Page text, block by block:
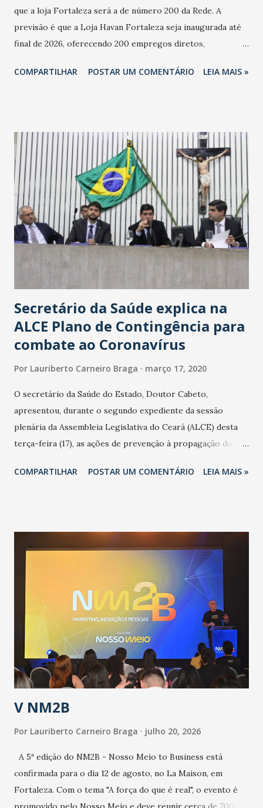
que a loja Fortaleza será a de número 200 da Rede. A
previsão é que a Loja Havan Fortaleza seja inaugurada até
final de 2026, oferecendo 200 empregos diretos,
Havan Fortaleza ainda não foi anunciada oficialmente, mas
COMPARTILHAR POSTAR UM COMENTÁRIO LEIA MAIS »
Secretário da Saúde explica na
ALCE Plano de Contingência para
combate ao Coronavírus
Por Lauriberto Carneiro Braga março 17, 2020
O secretário da Saúde do Estado, Doutor Cabeto,
apresentou, durante o segundo expediente da sessão
plenária da Assembleia Legislativa do Ceará (ALCE) desta
terça-feira (17), as ações de prevenção à propagação do
adotadas pelo Governo do Estado na contenção da
população suspeita e de cuidados com os ambientes
públicos e domiciliares. “Nós não estamos vivendo uma
epidemia comum, como temos em todos os anos, com
aumento de casos de dengue, influenza ou H1N1. Trata-se
de uma epidemia com um vírus diferente, com um poder de
contaminação maior que outros coronavírus”, apontou o
secretário. Segundo ele, é uma epidemia com chance de
contaminação alta, podendo gerar um grande risco à
população e ao sistema de saúde. “Precisamos saber fazer a
estratificação do risco da doença, para não so...
COMPARTILHAR POSTAR UM COMENTÁRIO LEIA MAIS »
V NM2B
Por Lauriberto Carneiro Braga julho 20, 2026
A 5ª edição do NM2B - Nosso Meio to Business está
confirmada para o dia 12 de agosto, no La Maison, em
Fortaleza. Com o tema "A força do que é real", o evento é